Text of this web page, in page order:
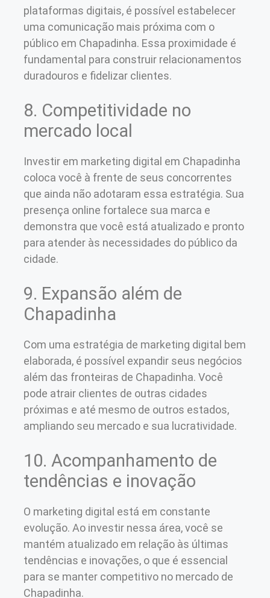
plataformas digitais, é possível estabelecer
uma comunicação mais próxima com o
público em Chapadinha. Essa proximidade é
fundamental para construir relacionamentos
duradouros e fidelizar clientes.
8. Competitividade no
mercado local
Investir em marketing digital em Chapadinha
coloca você à frente de seus concorrentes
que ainda não adotaram essa estratégia. Sua
presença online fortalece sua marca e
demonstra que você está atualizado e pronto
para atender às necessidades do público da
cidade.
9. Expansão além de
Chapadinha
Com uma estratégia de marketing digital bem
elaborada, é possível expandir seus negócios
além das fronteiras de Chapadinha. Você
pode atrair clientes de outras cidades
próximas e até mesmo de outros estados,
ampliando seu mercado e sua lucratividade.
10. Acompanhamento de
tendências e inovação
O marketing digital está em constante
evolução. Ao investir nessa área, você se
mantém atualizado em relação às últimas
tendências e inovações, o que é essencial
para se manter competitivo no mercado de
Chapadinha.